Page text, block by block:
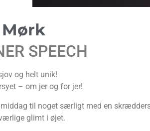
SPEECH
og helt unik!
– om jer og for jer!
middag til noget særligt med en
glimt i øjet.